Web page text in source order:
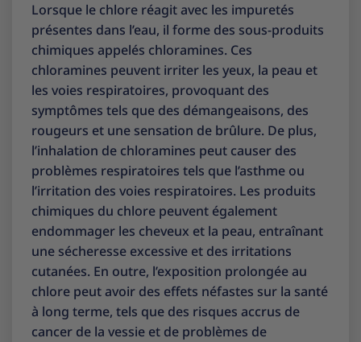
Lorsque le chlore réagit avec les impuretés
présentes dans l’eau, il forme des sous-produits
chimiques appelés chloramines. Ces
chloramines peuvent irriter les yeux, la peau et
les voies respiratoires, provoquant des
symptômes tels que des démangeaisons, des
rougeurs et une sensation de brûlure. De plus,
l’inhalation de chloramines peut causer des
problèmes respiratoires tels que l’asthme ou
l’irritation des voies respiratoires. Les produits
chimiques du chlore peuvent également
endommager les cheveux et la peau, entraînant
une sécheresse excessive et des irritations
cutanées. En outre, l’exposition prolongée au
chlore peut avoir des effets néfastes sur la santé
à long terme, tels que des risques accrus de
cancer de la vessie et de problèmes de